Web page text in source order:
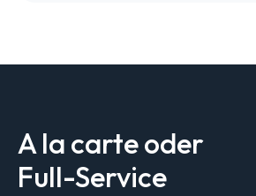
A la carte oder
Full-Service